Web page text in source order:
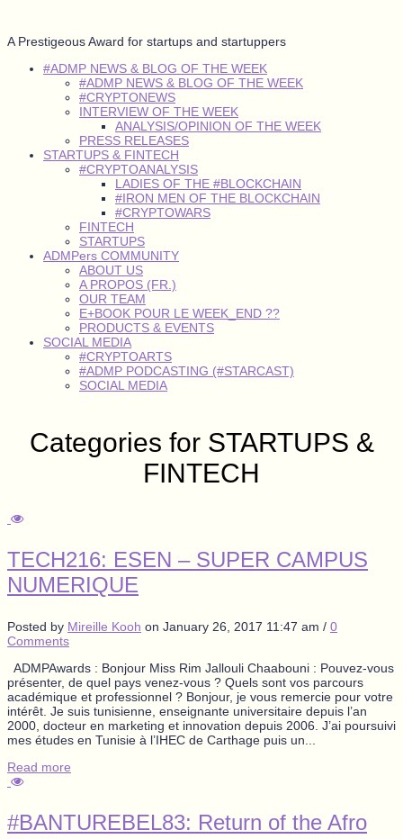
A Prestigeous Award for startups and startuppers
#ADMP NEWS & BLOG OF THE WEEK
#ADMP NEWS & BLOG OF THE WEEK
#CRYPTONEWS
INTERVIEW OF THE WEEK
ANALYSIS/OPINION OF THE WEEK
PRESS RELEASES
STARTUPS & FINTECH
#CRYPTOANALYSIS
LADIES OF THE #BLOCKCHAIN
#IRON MEN OF THE BLOCKCHAIN
#CRYPTOWARS
FINTECH
STARTUPS
ADMPers COMMUNITY
ABOUT US
A PROPOS (FR.)
OUR TEAM
E+BOOK POUR LE WEEK_END ??
PRODUCTS & EVENTS
SOCIAL MEDIA
#CRYPTOARTS
#ADMP PODCASTING (#STARCAST)
SOCIAL MEDIA
Categories for STARTUPS &
FINTECH
TECH216: ESEN – SUPER CAMPUS
NUMERIQUE
Posted by Mireille Kooh on January 26, 2017 11:47 am / 0
Comments
ADMPAwards : Bonjour Miss Rim Jallouli Chaabouni : Pouvez-vous
présenter, de quel pays venez-vous ? Quels sont vos parcours
académique et professionnel ? Bonjour, je vous remercie pour votre
intérêt. Je suis tunisienne, enseignante universitaire depuis l’an
2000, docteur en marketing et innovation depuis 2006. J’ai poursuivi
mes études en Tunisie à l’IHEC de Carthage puis un...
Read more
#BANTUREBEL83: Return of the Afro